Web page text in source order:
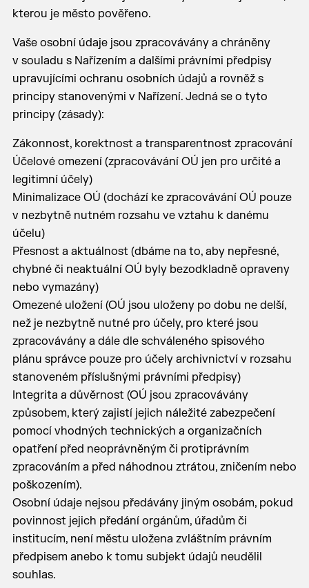
kterou je město pověřeno.
Vaše osobní údaje jsou zpracovávány a chráněny
v souladu s Nařízením a dalšími právními předpisy
upravujícími ochranu osobních údajů a rovněž s
principy stanovenými v Nařízení. Jedná se o tyto
principy (zásady):
Zákonnost, korektnost a transparentnost zpracování
Účelové omezení (zpracovávání OÚ jen pro určité a
legitimní účely)
Minimalizace OÚ (dochází ke zpracovávání OÚ pouze
v nezbytně nutném rozsahu ve vztahu k danému
účelu)
Přesnost a aktuálnost (dbáme na to, aby nepřesné,
chybné či neaktuální OÚ byly bezodkladně opraveny
nebo vymazány)
Omezené uložení (OÚ jsou uloženy po dobu ne delší,
než je nezbytně nutné pro účely, pro které jsou
zpracovávány a dále dle schváleného spisového
plánu správce pouze pro účely archivnictví v rozsahu
stanoveném příslušnými právními předpisy)
Integrita a důvěrnost (OÚ jsou zpracovávány
způsobem, který zajistí jejich náležité zabezpečení
pomocí vhodných technických a organizačních
opatření před neoprávněným či protiprávním
zpracováním a před náhodnou ztrátou, zničením nebo
poškozením).
Osobní údaje nejsou předávány jiným osobám, pokud
povinnost jejich předání orgánům, úřadům či
institucím, není městu uložena zvláštním právním
předpisem anebo k tomu subjekt údajů neudělil
souhlas.